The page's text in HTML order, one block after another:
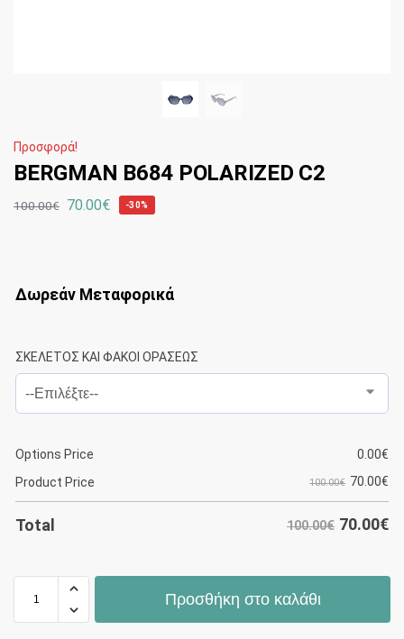
Προσφορά!
BERGMAN B684 POLARIZED C2
100.00€ 70.00€ -30%
Δωρεάν Μεταφορικά
ΣΚΕΛΕΤΟΣ ΚΑΙ ΦΑΚΟΙ ΟΡΑΣΕΩΣ
Options Price 0.00€
Product Price
100.00€ 70.00€
Total 100.00€ 70.00€
Προσθήκη στο καλάθι